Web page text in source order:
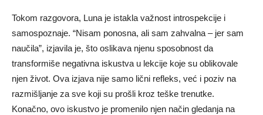
Tokom razgovora, Luna je istakla važnost introspekcije i
samospoznaje. “Nisam ponosna, ali sam zahvalna – jer sam
naučila”, izjavila je, što oslikava njenu sposobnost da
transformiše negativna iskustva u lekcije koje su oblikovale
njen život. Ova izjava nije samo lični refleks, već i poziv na
razmišljanje za sve koji su prošli kroz teške trenutke.
Konačno, ovo iskustvo je promenilo njen način gledanja na